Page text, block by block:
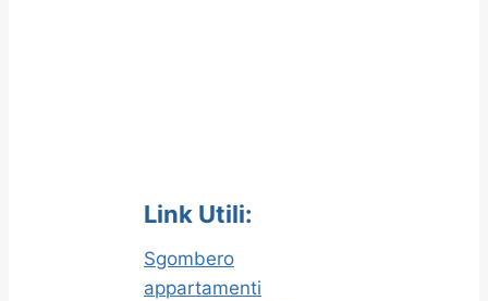
Link Utili:
Sgombero
appartamenti